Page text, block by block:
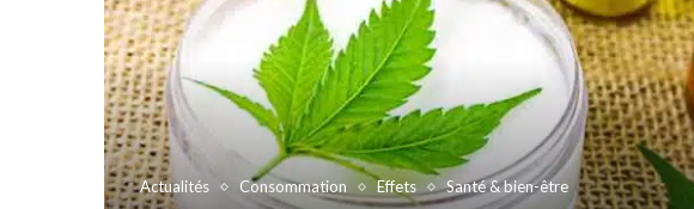
Actualités Consommation Effets Santé & bien-être